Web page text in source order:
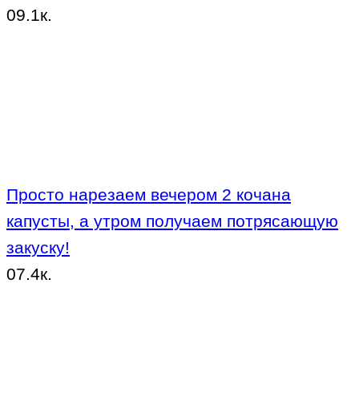
09.1к.
Просто нарезаем вечером 2 кочана
капусты, а утром получаем потрясающую
закуску!
07.4к.